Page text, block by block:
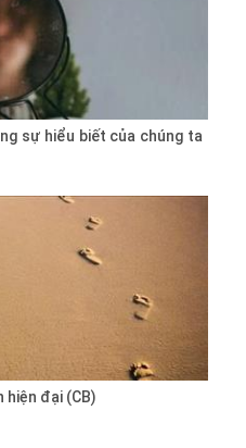
sự hiểu biết của chúng ta
đại (CB)